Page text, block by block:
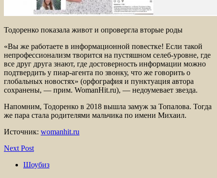
Тодоренко показала живот и опровергла вторые роды
«Вы же работаете в информационной повестке! Если такой
непрофессионализм творится на пустяшном селеб-уровне, где
все друг друга знают, где достоверность информации можно
подтвердить у пиар-агента по звонку, что же говорить о
глобальных новостях» (орфография и пунктуация автора
сохранены, — прим. WomanHit.ru), — недоумевает звезда.
Напомним, Тодоренко в 2018 вышла замуж за Топалова. Тогда
же пара стала родителями мальчика по имени Михаил.
Источник: womanhit.ru
Next Post
Шоубиз